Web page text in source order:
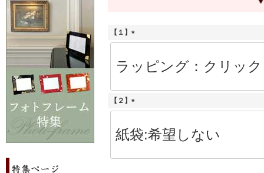
【１】
(
須
【２】
(
須